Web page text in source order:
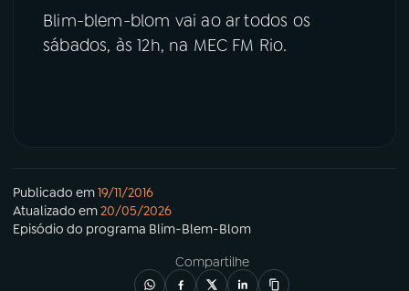
Blim-blem-blom vai ao ar todos os
sábados, às 12h, na MEC FM Rio.
Publicado em19/11/2016
Atualizado em20/05/2026
Episódio do programa Blim-Blem-Blom
Compartilhe